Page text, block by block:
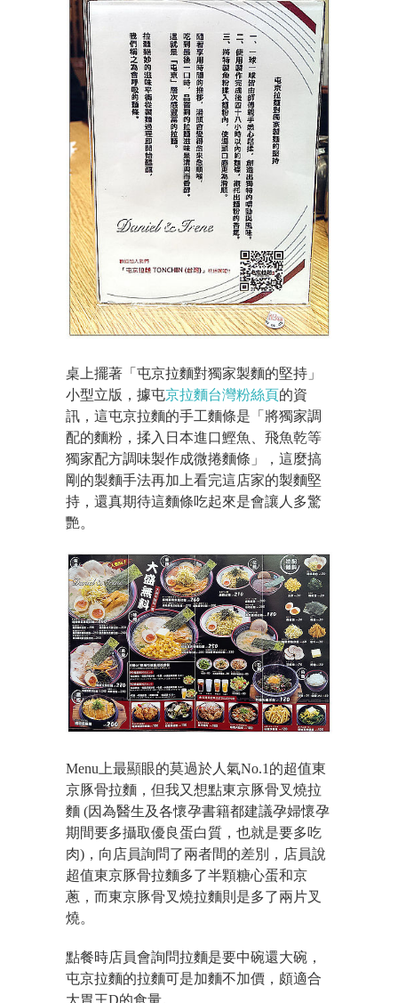
桌上擺著「屯京拉麵對獨家製麵的堅持」
小型立版，據屯京拉麵台灣粉絲頁的資
訊，這屯京拉麵的手工麵條是「將獨家調
配的麵粉，揉入日本進口鰹魚、飛魚乾等
獨家配方調味製作成微捲麵條」，這麼搞
剛的製麵手法再加上看完這店家的製麵堅
持，還真期待這麵條吃起來是會讓人多驚
艷。
Menu上最顯眼的莫過於人氣No.1的超值東
京豚骨拉麵，但我又想點東京豚骨叉燒拉
麵 (因為醫生及各懷孕書籍都建議孕婦懷孕
期間要多攝取優良蛋白質，也就是要多吃
肉)，向店員詢問了兩者間的差別，店員說
超值東京豚骨拉麵多了半顆糖心蛋和京
蔥，而東京豚骨叉燒拉麵則是多了兩片叉
燒。
點餐時店員會詢問拉麵是要中碗還大碗，
屯京拉麵的拉麵可是加麵不加價，頗適合
大胃王D的食量。